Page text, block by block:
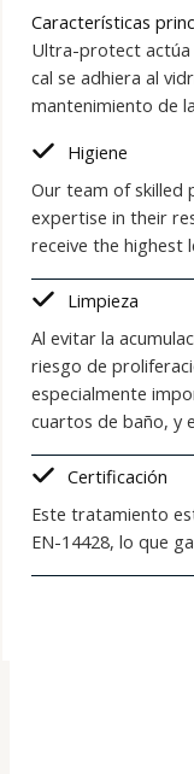
Características
Ultra-protect actúa
cal se adhiera al
mantenimiento de
Higiene
Our team of skilled
expertise in their
receive the highest
Limpieza
Al evitar la
riesgo de
especialmente
cuartos de baño, y
Certificación
Este tratamiento
EN-14428, lo que